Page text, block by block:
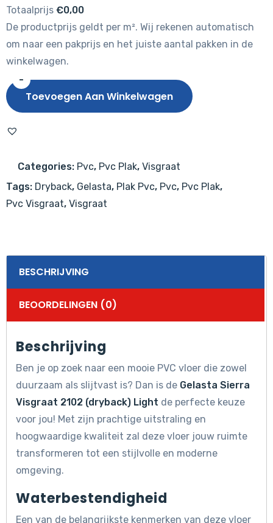
Totaalprijs €0,00
De productprijs geldt per m². Wij rekenen automatisch
om naar een pakprijs en het juiste aantal pakken in de
winkelwagen.
-
Gelasta
Sierra
2102
Light
aantal
Toevoegen Aan Winkelwagen
Categories: Pvc, Pvc Plak, Visgraat
Tags: Dryback, Gelasta, Plak Pvc, Pvc, Pvc Plak,
Pvc Visgraat, Visgraat
BESCHRIJVING
BEOORDELINGEN (0)
Beschrijving
Ben je op zoek naar een mooie PVC vloer die zowel
duurzaam als slijtvast is? Dan is de Gelasta Sierra
Visgraat 2102 (dryback) Light de perfecte keuze
voor jou! Met zijn prachtige uitstraling en
hoogwaardige kwaliteit zal deze vloer jouw ruimte
transformeren tot een stijlvolle en moderne
omgeving.
Waterbestendigheid
Een van de belangrijkste kenmerken van deze vloer